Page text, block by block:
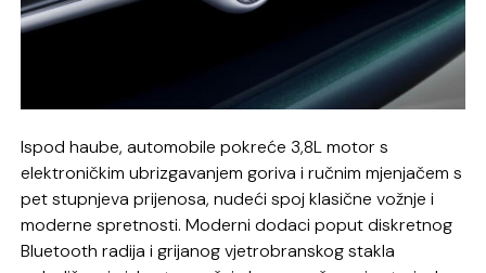
Ispod haube, automobile pokreće 3,8L motor s
elektroničkim ubrizgavanjem goriva i ručnim mjenjačem s
pet stupnjeva prijenosa, nudeći spoj klasične vožnje i
moderne spretnosti. Moderni dodaci poput diskretnog
Bluetooth radija i grijanog vjetrobranskog stakla